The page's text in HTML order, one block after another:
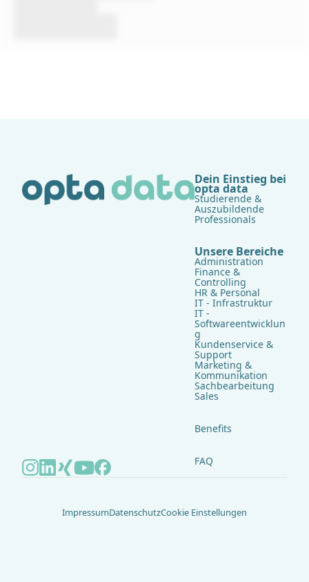
Dein Einstieg bei
opta data
Studierende &
Auszubildende
Professionals
Unsere Bereiche
Administration
Finance &
Controlling
HR & Personal
IT - Infrastruktur
IT -
Softwareentwicklun
g
Kundenservice &
Support
Marketing &
Kommunikation
Sachbearbeitung
Sales
Benefits
FAQ
ImpressumDatenschutzCookie Einstellungen